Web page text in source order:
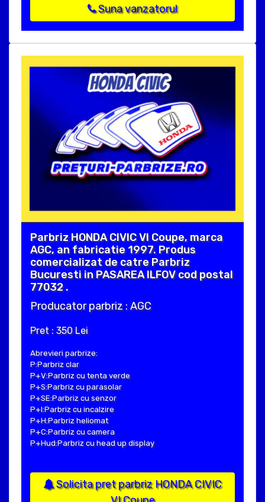
Suna vanzatorul
Parbriz HONDA CIVIC VI Coupe, marca
AGC, an fabricatie 1997. Produs
comercializat de catre Parbriz
Bucuresti in PASAREA ILFOV cod postal
77032 .
Producator parbriz : AGC
Pret : 350 Lei
Abrevieri parbrize:
P:Parbriz clar
P+V:Parbriz cu tenta verde
P+S:Parbriz cu parasolar
P+SE:Parbriz cu senzor
P+I:Parbriz cu incalzire
P+H:Parbriz heliomat
P+C:Parbriz cu camera
P+Hud:Parbriz cu head up display
Solicita pret parbriz HONDA CIVIC